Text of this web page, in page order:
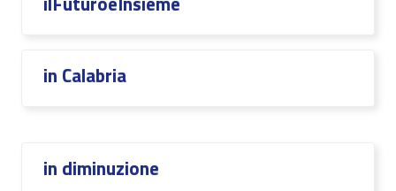
in Calabria
in diminuzione